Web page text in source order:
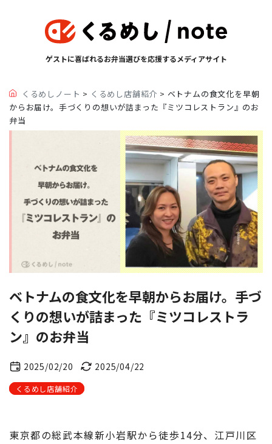
ゲストに喜ばれるお弁当選びを応援するメディアサイト
くるめしノート > くるめし店舗紹介 > ベトナムの食文化を早朝
からお届け。手づくりの想いが詰まった『ミツコレストラン』のお
弁当
ベトナムの食文化を早朝からお届け。手づ
くりの想いが詰まった『ミツコレストラ
ン』のお弁当
2025/02/20 2025/04/22
くるめし店舗紹介
東京都の総武本線新小岩駅から徒歩14分、江戸川区